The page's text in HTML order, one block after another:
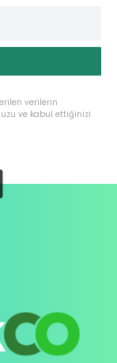
verilerin
ve kabul ettiğinizi